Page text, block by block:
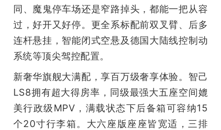
同、魔鬼停车场还是窄路掉头，都能一把从容
过，好开又好停。更全系标配前双叉臂、后多
连杆悬挂，智能闭式空悬及德国大陆线控制动
系统等顶尖驾控配置。
新奢华旗舰大满配，享百万级奢享体验。智己
LS8拥有超大得房率，同级最强大五座空间媲
美行政级MPV，满载状态下后备箱可容纳15
个20寸行李箱。大六座版座座皆宽适，三排